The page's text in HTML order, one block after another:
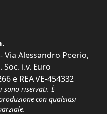
Via Alessandro Poerio,
Soc. i.v. Euro
e REA VE-454332
sono riservati. È
con qualsiasi